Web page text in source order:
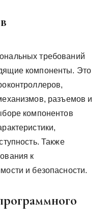
требований
компоненты. Это
разъемов и
компонентов
Также
к
и безопасности.